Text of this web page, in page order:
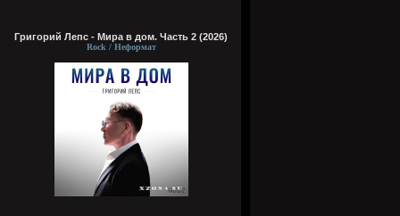
Григорий Лепс - Мира в дом. Часть 2 (2026)
Rock / Неформат